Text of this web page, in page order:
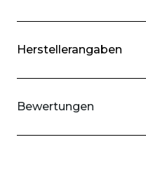
Herstellerangaben
Bewertungen